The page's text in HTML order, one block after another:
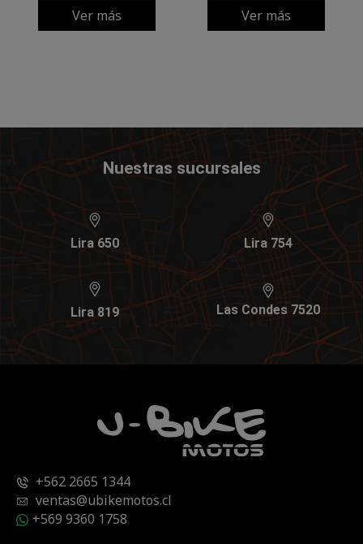
Ver más Ver más
Nuestras sucursales
Lira 650 Lira 754
Lira 819 Las Condes 7520
+562 2665 1344
ventas@ubikemotos.cl
+569 9360 1758